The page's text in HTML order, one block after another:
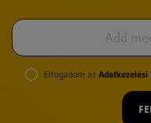
Elfogadom az Adatkezelési